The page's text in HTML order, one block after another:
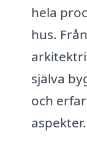
hela
hus.
själva
och
aspekter.